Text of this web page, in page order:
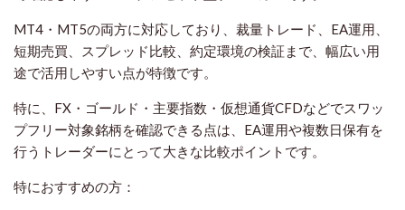
MT4・MT5の両方に対応しており、裁量トレード、EA運用、
短期売買、スプレッド比較、約定環境の検証まで、幅広い用
途で活用しやすい点が特徴です。
特に、FX・ゴールド・主要指数・仮想通貨CFDなどでスワッ
プフリー対象銘柄を確認できる点は、EA運用や複数日保有を
行うトレーダーにとって大きな比較ポイントです。
特におすすめの方：